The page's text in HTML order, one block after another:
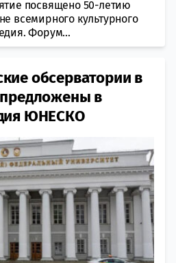
посвящено 50-летию
всeмирного культурного
Форум...
обсерватории в
в
ЮНЕСКО